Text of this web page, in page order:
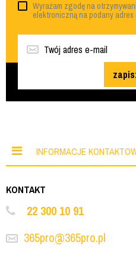
Wyrażam zgodę na
elektroniczną na podany adres
INFORMACJE
KONTAKT
22 300 10 91
365pro@365pro.pl